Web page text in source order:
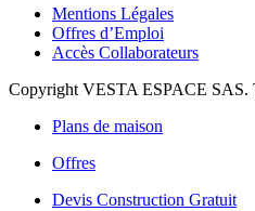
Mentions Légales
Offres d’Emploi
Accès Collaborateurs
Copyright VESTA ESPACE SAS.
Plans de maison
Offres
Devis Construction Gratuit